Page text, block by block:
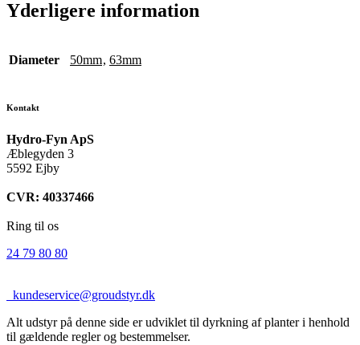
Yderligere information
Diameter 50mm, 63mm
Kontakt
Hydro-Fyn ApS
Æblegyden 3
5592 Ejby
CVR: 40337466
Ring til os
24 79 80 80
kundeservice@groudstyr.dk
Alt udstyr på denne side er udviklet til dyrkning af planter i henhold
til gældende regler og bestemmelser.